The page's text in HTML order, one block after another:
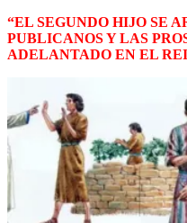
“EL SEGUNDO HIJO SE
PUBLICANOS Y LAS
ADELANTADO EN EL